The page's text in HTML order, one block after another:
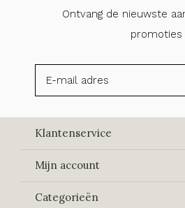
Ontvang de nieuwste
promoties
Klantenservice
Mijn account
Categorieën